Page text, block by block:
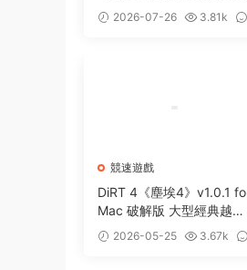
中文版 賽車競速冒險遊戲
2026-07-26
3.81k
競速遊戲
DiRT 4《塵埃4》v1.0.1
Mac 破解版 大型經典越野
賽車競速類遊戲
2026-05-25
3.67k